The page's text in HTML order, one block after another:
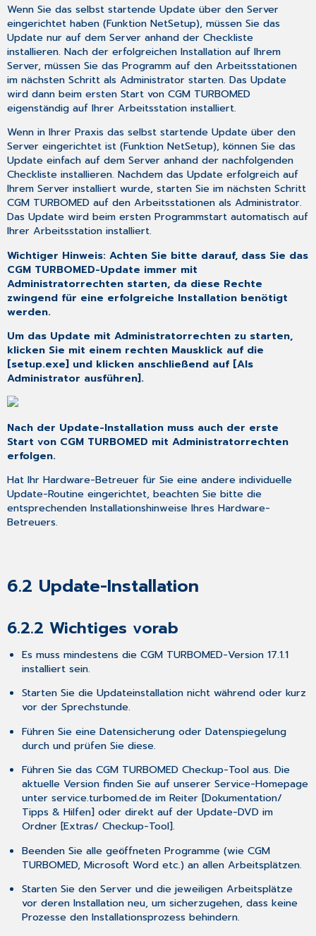
Wenn Sie das selbst startende Update über den Server
eingerichtet haben (Funktion NetSetup), müssen Sie das
Update nur auf dem Server anhand der Checkliste
installieren. Nach der erfolgreichen Installation auf Ihrem
Server, müssen Sie das Programm auf den Arbeitsstationen
im nächsten Schritt als Administrator starten. Das Update
wird dann beim ersten Start von CGM TURBOMED
eigenständig auf Ihrer Arbeitsstation installiert.
Wenn in Ihrer Praxis das selbst startende Update über den
Server eingerichtet ist (Funktion NetSetup), können Sie das
Update einfach auf dem Server anhand der nachfolgenden
Checkliste installieren. Nachdem das Update erfolgreich auf
Ihrem Server installiert wurde, starten Sie im nächsten Schritt
CGM TURBOMED auf den Arbeitsstationen als Administrator.
Das Update wird beim ersten Programmstart automatisch auf
Ihrer Arbeitsstation installiert.
Wichtiger Hinweis: Achten Sie bitte darauf, dass Sie das
CGM TURBOMED-Update immer mit
Administratorrechten starten, da diese Rechte
zwingend für eine erfolgreiche Installation benötigt
werden.
Um das Update mit Administratorrechten zu starten,
klicken Sie mit einem rechten Mausklick auf die
[setup.exe] und klicken anschließend auf [Als
Administrator ausführen].
Nach der Update-Installation muss auch der erste
Start von CGM TURBOMED mit Administratorrechten
erfolgen.
Hat Ihr Hardware-Betreuer für Sie eine andere individuelle
Update-Routine eingerichtet, beachten Sie bitte die
entsprechenden Installationshinweise Ihres Hardware-
Betreuers.
6.2 Update-Installation
6.2.2 Wichtiges vorab
Es muss mindestens die CGM TURBOMED-Version 17.1.1
installiert sein.
Starten Sie die Updateinstallation nicht während oder kurz
vor der Sprechstunde.
Führen Sie eine Datensicherung oder Datenspiegelung
durch und prüfen Sie diese.
Führen Sie das CGM TURBOMED Checkup-Tool aus. Die
aktuelle Version finden Sie auf unserer Service-Homepage
unter service.turbomed.de im Reiter [Dokumentation/
Tipps & Hilfen] oder direkt auf der Update-DVD im
Ordner [Extras/ Checkup-Tool].
Beenden Sie alle geöffneten Programme (wie CGM
TURBOMED, Microsoft Word etc.) an allen Arbeitsplätzen.
Starten Sie den Server und die jeweiligen Arbeitsplätze
vor deren Installation neu, um sicherzugehen, dass keine
Prozesse den Installationsprozess behindern.